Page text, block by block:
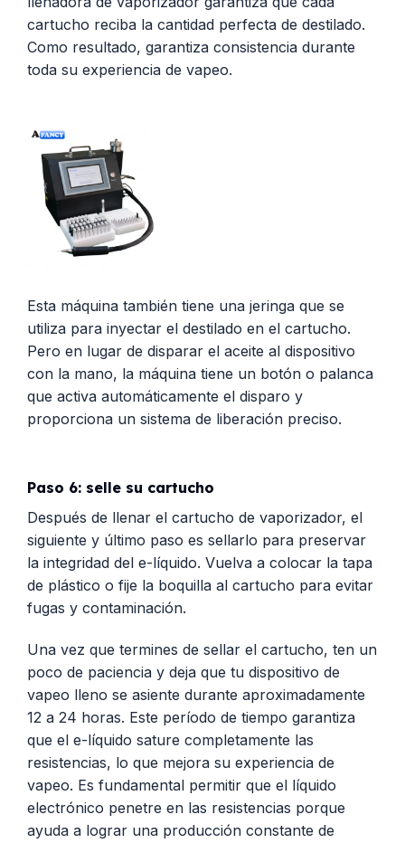
cartucho reciba la cantidad perfecta de destilado.
Como resultado, garantiza consistencia durante
toda su experiencia de vapeo.
Esta máquina también tiene una jeringa que se
utiliza para inyectar el destilado en el cartucho.
Pero en lugar de disparar el aceite al dispositivo
con la mano, la máquina tiene un botón o palanca
que activa automáticamente el disparo y
proporciona un sistema de liberación preciso.
Paso 6: selle su cartucho
Después de llenar el cartucho de vaporizador, el
siguiente y último paso es sellarlo para preservar
la integridad del e-líquido. Vuelva a colocar la tapa
de plástico o fije la boquilla al cartucho para evitar
fugas y contaminación.
Una vez que termines de sellar el cartucho, ten un
poco de paciencia y deja que tu dispositivo de
vapeo lleno se asiente durante aproximadamente
12 a 24 horas. Este período de tiempo garantiza
que el e-líquido sature completamente las
resistencias, lo que mejora su experiencia de
vapeo. Es fundamental permitir que el líquido
electrónico penetre en las resistencias porque
ayuda a lograr una producción constante de